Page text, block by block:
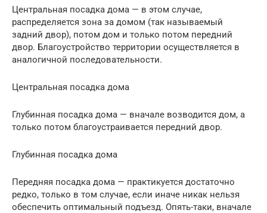
Центральная посадка дома — в этом случае,
распределяется зона за домом (так называемый
задний двор), потом дом и только потом передний
двор. Благоустройство территории осуществляется в
аналогичной последовательности.
Центральная посадка дома
Глубинная посадка дома — вначале возводится дом, а
только потом благоустраивается передний двор.
Глубинная посадка дома
Передняя посадка дома — практикуется достаточно
редко, только в том случае, если иначе никак нельзя
обеспечить оптимальный подъезд. Опять-таки, вначале